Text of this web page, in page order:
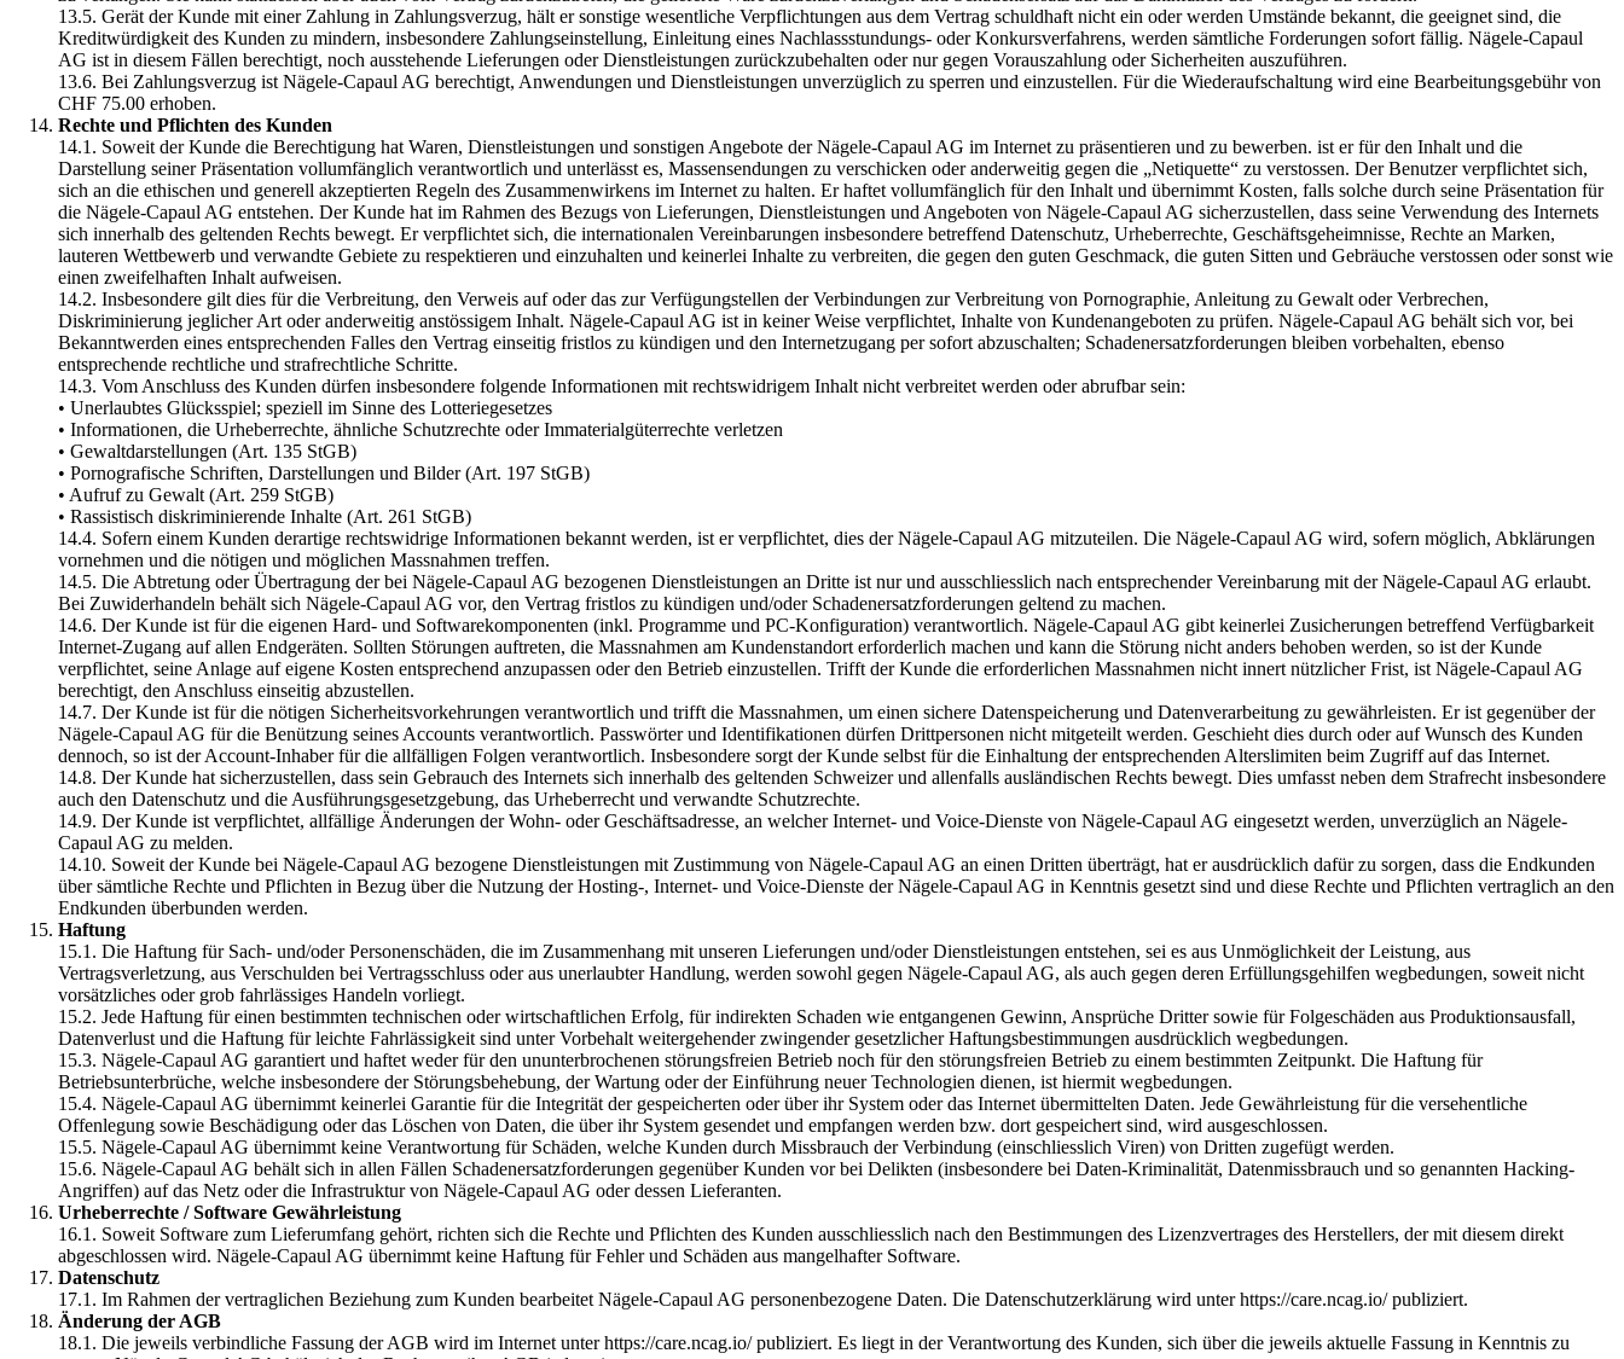
13.5. Gerät der Kunde mit einer Zahlung in Zahlungsverzug, hält er sonstige wesentliche Verpflichtungen aus dem Vertrag schuldhaft nicht ein oder werden Umstände bekannt, die geeignet sind, die
Kreditwürdigkeit des Kunden zu mindern, insbesondere Zahlungseinstellung, Einleitung eines Nachlassstundungs- oder Konkursverfahrens, werden sämtliche Forderungen sofort fällig. Nägele-Capaul
AG ist in diesem Fällen berechtigt, noch ausstehende Lieferungen oder Dienstleistungen zurückzubehalten oder nur gegen Vorauszahlung oder Sicherheiten auszuführen.
13.6. Bei Zahlungsverzug ist Nägele-Capaul AG berechtigt, Anwendungen und Dienstleistungen unverzüglich zu sperren und einzustellen. Für die Wiederaufschaltung wird eine Bearbeitungsgebühr von
CHF 75.00 erhoben.
Rechte und Pflichten des Kunden
14.1. Soweit der Kunde die Berechtigung hat Waren, Dienstleistungen und sonstigen Angebote der Nägele-Capaul AG im Internet zu präsentieren und zu bewerben. ist er für den Inhalt und die
Darstellung seiner Präsentation vollumfänglich verantwortlich und unterlässt es, Massensendungen zu verschicken oder anderweitig gegen die „Netiquette“ zu verstossen. Der Benutzer verpflichtet sich,
sich an die ethischen und generell akzeptierten Regeln des Zusammenwirkens im Internet zu halten. Er haftet vollumfänglich für den Inhalt und übernimmt Kosten, falls solche durch seine Präsentation für
die Nägele-Capaul AG entstehen. Der Kunde hat im Rahmen des Bezugs von Lieferungen, Dienstleistungen und Angeboten von Nägele-Capaul AG sicherzustellen, dass seine Verwendung des Internets
sich innerhalb des geltenden Rechts bewegt. Er verpflichtet sich, die internationalen Vereinbarungen insbesondere betreffend Datenschutz, Urheberrechte, Geschäftsgeheimnisse, Rechte an Marken,
lauteren Wettbewerb und verwandte Gebiete zu respektieren und einzuhalten und keinerlei Inhalte zu verbreiten, die gegen den guten Geschmack, die guten Sitten und Gebräuche verstossen oder sonst wie
einen zweifelhaften Inhalt aufweisen.
14.2. Insbesondere gilt dies für die Verbreitung, den Verweis auf oder das zur Verfügungstellen der Verbindungen zur Verbreitung von Pornographie, Anleitung zu Gewalt oder Verbrechen,
Diskriminierung jeglicher Art oder anderweitig anstössigem Inhalt. Nägele-Capaul AG ist in keiner Weise verpflichtet, Inhalte von Kundenangeboten zu prüfen. Nägele-Capaul AG behält sich vor, bei
Bekanntwerden eines entsprechenden Falles den Vertrag einseitig fristlos zu kündigen und den Internetzugang per sofort abzuschalten; Schadenersatzforderungen bleiben vorbehalten, ebenso
entsprechende rechtliche und strafrechtliche Schritte.
14.3. Vom Anschluss des Kunden dürfen insbesondere folgende Informationen mit rechtswidrigem Inhalt nicht verbreitet werden oder abrufbar sein:
• Unerlaubtes Glücksspiel; speziell im Sinne des Lotteriegesetzes
• Informationen, die Urheberrechte, ähnliche Schutzrechte oder Immaterialgüterrechte verletzen
• Gewaltdarstellungen (Art. 135 StGB)
• Pornografische Schriften, Darstellungen und Bilder (Art. 197 StGB)
• Aufruf zu Gewalt (Art. 259 StGB)
• Rassistisch diskriminierende Inhalte (Art. 261 StGB)
14.4. Sofern einem Kunden derartige rechtswidrige Informationen bekannt werden, ist er verpflichtet, dies der Nägele-Capaul AG mitzuteilen. Die Nägele-Capaul AG wird, sofern möglich, Abklärungen
vornehmen und die nötigen und möglichen Massnahmen treffen.
14.5. Die Abtretung oder Übertragung der bei Nägele-Capaul AG bezogenen Dienstleistungen an Dritte ist nur und ausschliesslich nach entsprechender Vereinbarung mit der Nägele-Capaul AG erlaubt.
Bei Zuwiderhandeln behält sich Nägele-Capaul AG vor, den Vertrag fristlos zu kündigen und/oder Schadenersatzforderungen geltend zu machen.
14.6. Der Kunde ist für die eigenen Hard- und Softwarekomponenten (inkl. Programme und PC-Konfiguration) verantwortlich. Nägele-Capaul AG gibt keinerlei Zusicherungen betreffend Verfügbarkeit
Internet-Zugang auf allen Endgeräten. Sollten Störungen auftreten, die Massnahmen am Kundenstandort erforderlich machen und kann die Störung nicht anders behoben werden, so ist der Kunde
verpflichtet, seine Anlage auf eigene Kosten entsprechend anzupassen oder den Betrieb einzustellen. Trifft der Kunde die erforderlichen Massnahmen nicht innert nützlicher Frist, ist Nägele-Capaul AG
berechtigt, den Anschluss einseitig abzustellen.
14.7. Der Kunde ist für die nötigen Sicherheitsvorkehrungen verantwortlich und trifft die Massnahmen, um einen sichere Datenspeicherung und Datenverarbeitung zu gewährleisten. Er ist gegenüber der
Nägele-Capaul AG für die Benützung seines Accounts verantwortlich. Passwörter und Identifikationen dürfen Drittpersonen nicht mitgeteilt werden. Geschieht dies durch oder auf Wunsch des Kunden
dennoch, so ist der Account-Inhaber für die allfälligen Folgen verantwortlich. Insbesondere sorgt der Kunde selbst für die Einhaltung der entsprechenden Alterslimiten beim Zugriff auf das Internet.
14.8. Der Kunde hat sicherzustellen, dass sein Gebrauch des Internets sich innerhalb des geltenden Schweizer und allenfalls ausländischen Rechts bewegt. Dies umfasst neben dem Strafrecht insbesondere
auch den Datenschutz und die Ausführungsgesetzgebung, das Urheberrecht und verwandte Schutzrechte.
14.9. Der Kunde ist verpflichtet, allfällige Änderungen der Wohn- oder Geschäftsadresse, an welcher Internet- und Voice-Dienste von Nägele-Capaul AG eingesetzt werden, unverzüglich an Nägele-
Capaul AG zu melden.
14.10. Soweit der Kunde bei Nägele-Capaul AG bezogene Dienstleistungen mit Zustimmung von Nägele-Capaul AG an einen Dritten überträgt, hat er ausdrücklich dafür zu sorgen, dass die Endkunden
über sämtliche Rechte und Pflichten in Bezug über die Nutzung der Hosting-, Internet- und Voice-Dienste der Nägele-Capaul AG in Kenntnis gesetzt sind und diese Rechte und Pflichten vertraglich an den
Endkunden überbunden werden.
Haftung
15.1. Die Haftung für Sach- und/oder Personenschäden, die im Zusammenhang mit unseren Lieferungen und/oder Dienstleistungen entstehen, sei es aus Unmöglichkeit der Leistung, aus
Vertragsverletzung, aus Verschulden bei Vertragsschluss oder aus unerlaubter Handlung, werden sowohl gegen Nägele-Capaul AG, als auch gegen deren Erfüllungsgehilfen wegbedungen, soweit nicht
vorsätzliches oder grob fahrlässiges Handeln vorliegt.
15.2. Jede Haftung für einen bestimmten technischen oder wirtschaftlichen Erfolg, für indirekten Schaden wie entgangenen Gewinn, Ansprüche Dritter sowie für Folgeschäden aus Produktionsausfall,
Datenverlust und die Haftung für leichte Fahrlässigkeit sind unter Vorbehalt weitergehender zwingender gesetzlicher Haftungsbestimmungen ausdrücklich wegbedungen.
15.3. Nägele-Capaul AG garantiert und haftet weder für den ununterbrochenen störungsfreien Betrieb noch für den störungsfreien Betrieb zu einem bestimmten Zeitpunkt. Die Haftung für
Betriebsunterbrüche, welche insbesondere der Störungsbehebung, der Wartung oder der Einführung neuer Technologien dienen, ist hiermit wegbedungen.
15.4. Nägele-Capaul AG übernimmt keinerlei Garantie für die Integrität der gespeicherten oder über ihr System oder das Internet übermittelten Daten. Jede Gewährleistung für die versehentliche
Offenlegung sowie Beschädigung oder das Löschen von Daten, die über ihr System gesendet und empfangen werden bzw. dort gespeichert sind, wird ausgeschlossen.
15.5. Nägele-Capaul AG übernimmt keine Verantwortung für Schäden, welche Kunden durch Missbrauch der Verbindung (einschliesslich Viren) von Dritten zugefügt werden.
15.6. Nägele-Capaul AG behält sich in allen Fällen Schadenersatzforderungen gegenüber Kunden vor bei Delikten (insbesondere bei Daten-Kriminalität, Datenmissbrauch und so genannten Hacking-
Angriffen) auf das Netz oder die Infrastruktur von Nägele-Capaul AG oder dessen Lieferanten.
Urheberrechte / Software Gewährleistung
16.1. Soweit Software zum Lieferumfang gehört, richten sich die Rechte und Pflichten des Kunden ausschliesslich nach den Bestimmungen des Lizenzvertrages des Herstellers, der mit diesem direkt
abgeschlossen wird. Nägele-Capaul AG übernimmt keine Haftung für Fehler und Schäden aus mangelhafter Software.
Datenschutz
17.1. Im Rahmen der vertraglichen Beziehung zum Kunden bearbeitet Nägele-Capaul AG personenbezogene Daten. Die Datenschutzerklärung wird unter https://care.ncag.io/ publiziert.
Änderung der AGB
18.1. Die jeweils verbindliche Fassung der AGB wird im Internet unter https://care.ncag.io/ publiziert. Es liegt in der Verantwortung des Kunden, sich über die jeweils aktuelle Fassung in Kenntnis zu